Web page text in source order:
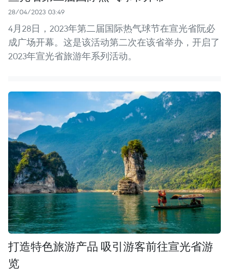
28/04/2023 03:49
4月28日，2023年第二届国际热气球节在宣光省阮必
成广场开幕。这是该活动第二次在该省举办，开启了
2023年宣光省旅游年系列活动。
打造特色旅游产品 吸引游客前往宣光省游
览